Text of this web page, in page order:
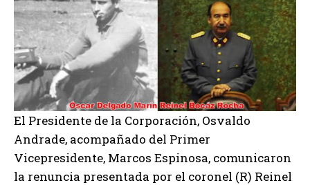
El Presidente de la Corporación, Osvaldo
Andrade, acompañado del Primer
Vicepresidente, Marcos Espinosa, comunicaron
la renuncia presentada por el coronel (R) Reinel